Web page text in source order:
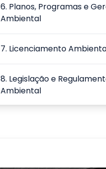
6. Planos, Programas e
Ambiental
7. Licenciamento
8. Legislação e
Ambiental